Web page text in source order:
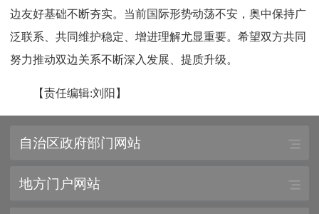
边友好基础不断夯实。当前国际形势动荡不安，奥中保持广
泛联系、共同维护稳定、增进理解尤显重要。希望双方共同
努力推动双边关系不断深入发展、提质升级。
【责任编辑:刘阳】
自治区政府部门网站
地方门户网站